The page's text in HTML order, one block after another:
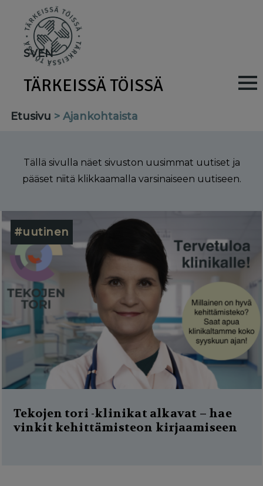
main
content
SVEN
TÄRKEISSÄ TÖISSÄ
n
n
i
g
a
t
i
o
n
Etusivu Ajankohtaista
Tällä sivulla näet sivuston uusimmat uutiset ja
pääset niitä klikkaamalla varsinaiseen uutiseen.
#uutinen
Tekojen tori -klinikat alkavat – hae
vinkit kehittämisteon kirjaamiseen